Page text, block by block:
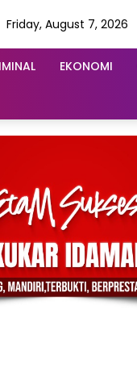
Friday, August 7, 2026
EKONOMI